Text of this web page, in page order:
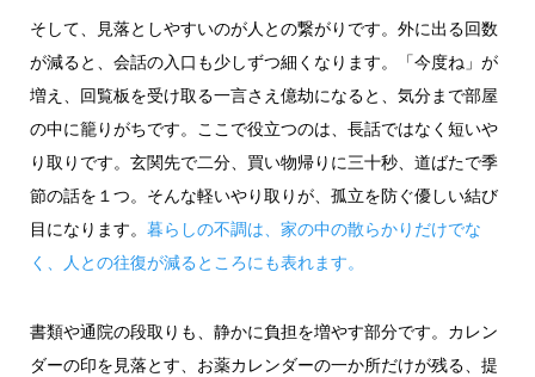
そして、見落としやすいのが人との繋がりです。外に出る回数
が減ると、会話の入口も少しずつ細くなります。「今度ね」が
増え、回覧板を受け取る一言さえ億劫になると、気分まで部屋
の中に籠りがちです。ここで役立つのは、長話ではなく短いや
り取りです。玄関先で二分、買い物帰りに三十秒、道ばたで季
節の話を１つ。そんな軽いやり取りが、孤立を防ぐ優しい結び
目になります。 暮らしの不調は、家の中の散らかりだけでな
く、人との往復が減るところにも表れます。
書類や通院の段取りも、静かに負担を増やす部分です。カレン
ダーの印を見落とす、お薬カレンダーの一か所だけが残る、提